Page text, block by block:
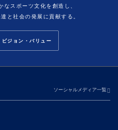
スポーツ文化を創造し、
と社会の発展に貢献する。
ジョン・バリュー
ソーシャルメディア一覧